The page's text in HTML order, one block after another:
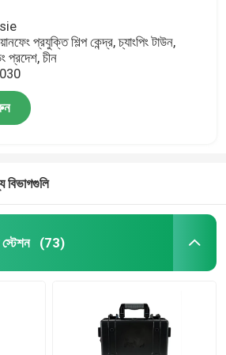
প্রযুক্তি শিল্প কেন্দ্র, চ্যাংপিং টাউন,
প্রদেশ, চীন
বিভাগগুলি
স্টেশন (73)